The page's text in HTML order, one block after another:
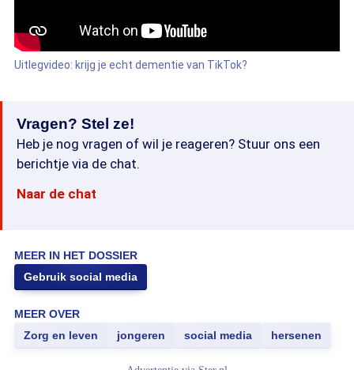
Uitlegvideo: krijg je echt dementie van TikTok?
Vragen? Stel ze!
Heb je nog vragen of wil je reageren? Stuur ons een
berichtje via de chat.
Naar de chat
MEER IN HET DOSSIER
Gebruik social media
MEER OVER
Zorg en leven
jongeren social media hersenen